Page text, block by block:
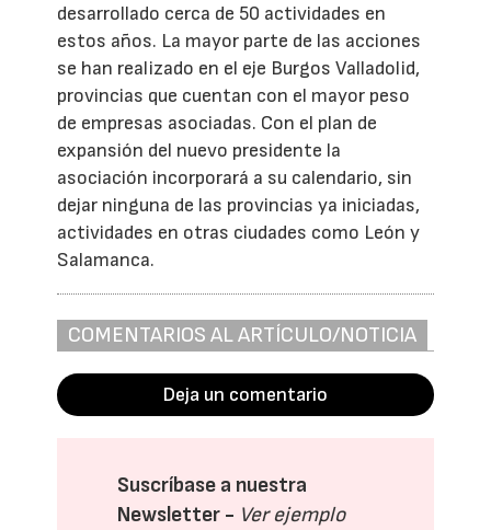
desarrollado cerca de 50 actividades en
estos años. La mayor parte de las acciones
se han realizado en el eje Burgos Valladolid,
provincias que cuentan con el mayor peso
de empresas asociadas. Con el plan de
expansión del nuevo presidente la
asociación incorporará a su calendario, sin
dejar ninguna de las provincias ya iniciadas,
actividades en otras ciudades como León y
Salamanca.
COMENTARIOS AL ARTÍCULO/NOTICIA
Deja un comentario
Suscríbase a nuestra
Newsletter - Ver ejemplo